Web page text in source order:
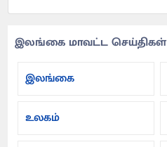
இலங்கை மாவட்ட செய்திகள்
இலங்கை
உலகம்